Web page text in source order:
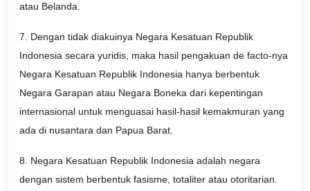
atau Belanda.
7. Dengan tidak diakuinya Negara Kesatuan Republik
Indonesia secara yuridis, maka hasil pengakuan de facto-nya
Negara Kesatuan Republik Indonesia hanya berbentuk
Negara Garapan atau Negara Boneka dari kepentingan
internasional untuk menguasai hasil-hasil kemakmuran yang
ada di nusantara dan Papua Barat.
8. Negara Kesatuan Republik Indonesia adalah negara
dengan sistem berbentuk fasisme, totaliter atau otoritarian.